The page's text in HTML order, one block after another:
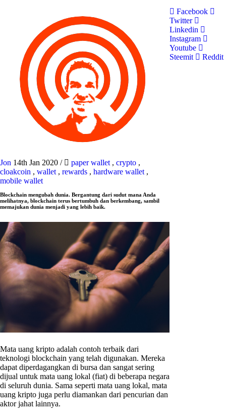
Jon 14th Jan 2020 / paper wallet , crypto ,
cloakcoin , wallet , rewards , hardware wallet ,
mobile wallet
Blockchain mengubah dunia. Bergantung dari sudut mana Anda
melihatnya, blockchain terus bertumbuh dan berkembang, sambil
memajukan dunia menjadi yang lebih baik.
Mata uang kripto adalah contoh terbaik dari
teknologi blockchain yang telah digunakan. Mereka
dapat diperdagangkan di bursa dan sangat sering
dijual untuk mata uang lokal (fiat) di beberapa negara
di seluruh dunia. Sama seperti mata uang lokal, mata
uang kripto juga perlu diamankan dari pencurian dan
aktor jahat lainnya.
Facebook
Twitter
Linkedin
Instagram
Youtube
Steemit
Reddit